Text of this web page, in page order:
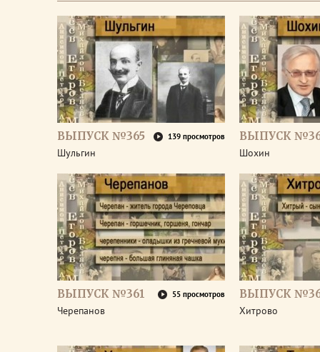
ВЫПУСК №365 139 просмотров
Шульгин
ВЫПУСК
Шохин
ВЫПУСК №361 55 просмотров
Черепанов
ВЫПУСК
Хитрово